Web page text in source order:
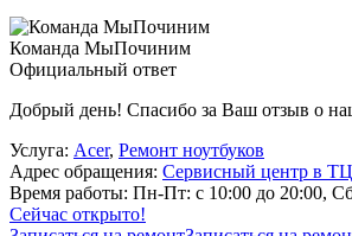
Команда МыПочиним
Официальный ответ
Добрый день! Спасибо за Ваш отзыв о
Услуга: Acer, Ремонт ноутбуков
Адрес обращения: Сервисный центр в
Время работы: Пн-Пт: с 10:00 до 20:00,
Сейчас открыто!